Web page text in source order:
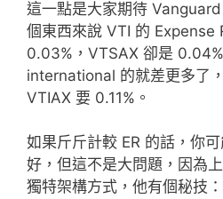
這一點是大家期待
個東西來說 VTI 的 Expense
0.03%，VTSAX 卻是
international 的就差更多了
VTIAX 要 0.11%。
如果斤斤計較 ER 的話，你
好，但這不是大問題，因為
獨特架構方式，他有個秘技